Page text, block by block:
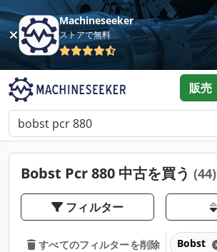
Machineseeker
ストアで無料
販売
Bobst Pcr 880 中古を買う (44)
フィルター
すべてのフィルターを削除 Bobst